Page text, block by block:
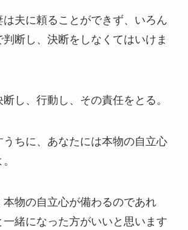
は夫に頼ることができず、いろん
断し、決断をしなくてはいけま
し、行動し、その責任をとる。
うちに、あなたには本物の自立心
本物の自立心が備わるのであれ
一緒になった方がいいと思います